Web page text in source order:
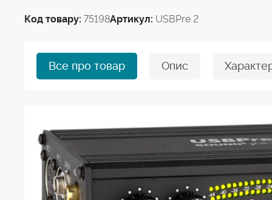
Код товару: 75198Артикул: USBPre 2
Все про товар Опис